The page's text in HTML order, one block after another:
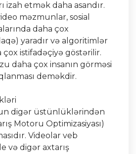
izah etmək daha asandır.
məzmunlar, sosial
daha çox
yaradır və algoritimlər
istifadəçiyə göstərilir.
daha çox insanın görməsi
deməkdir.
digər üstünlüklərindən
Motoru Optimizasiyası)
Videolar veb
və digər axtarış